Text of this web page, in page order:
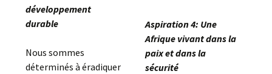
développement
durable
Nous sommes
déterminés à éradiquer
Aspiration 4: Une
Afrique vivant dans la
paix et dans la
sécurité